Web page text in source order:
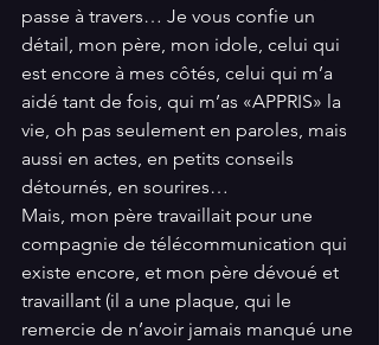
passe à travers… Je vous confie un
détail, mon père, mon idole, celui qui
est encore à mes côtés, celui qui m’a
aidé tant de fois, qui m’as «APPRIS» la
vie, oh pas seulement en paroles, mais
aussi en actes, en petits conseils
détournés, en sourires…
Mais, mon père travaillait pour une
compagnie de télécommunication qui
existe encore, et mon père dévoué et
travaillant (il a une plaque, qui le
remercie de n’avoir jamais manqué une